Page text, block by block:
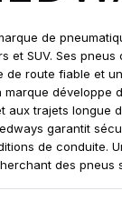
de
et SUV. Ses
de route fiable et
marque développe
aux trajets longue
garantit
de conduite.
des pneus